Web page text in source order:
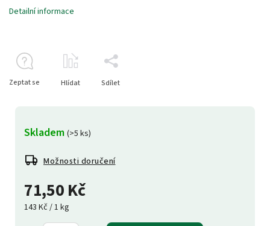
71,50 Kč
143 Kč / 1 kg
Skladem (>5 ks)
Možnosti doručení
Detailní informace
Zeptat se Hlídat Sdílet